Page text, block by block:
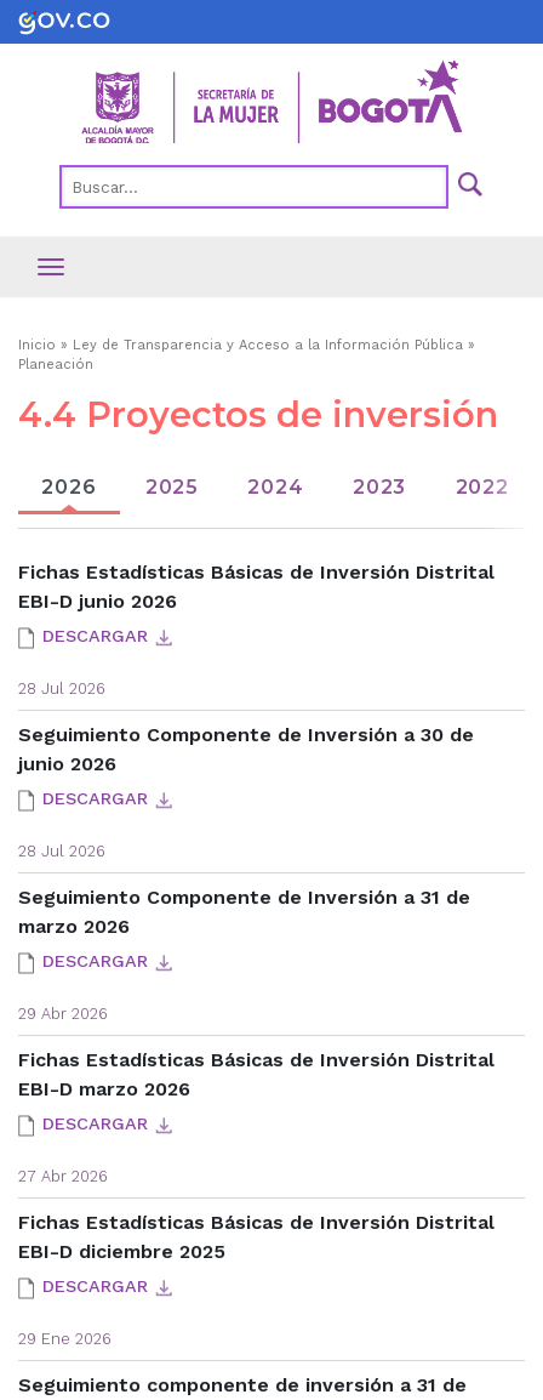
Pasar
al
Ruta
navegación
Inicio
Ley de Transparencia y Acceso a la Información Pública
Planeación
4.4 Proyectos de inversión
2026 2025 2024 2023 2022
Fichas Estadísticas Básicas de Inversión Distrital
EBI-D junio 2026
DESCARGAR
28 Jul 2026
Seguimiento Componente de Inversión a 30 de
junio 2026
DESCARGAR
28 Jul 2026
Seguimiento Componente de Inversión a 31 de
marzo 2026
DESCARGAR
29 Abr 2026
Fichas Estadísticas Básicas de Inversión Distrital
EBI-D marzo 2026
DESCARGAR
27 Abr 2026
Fichas Estadísticas Básicas de Inversión Distrital
EBI-D diciembre 2025
DESCARGAR
29 Ene 2026
Seguimiento componente de inversión a 31 de